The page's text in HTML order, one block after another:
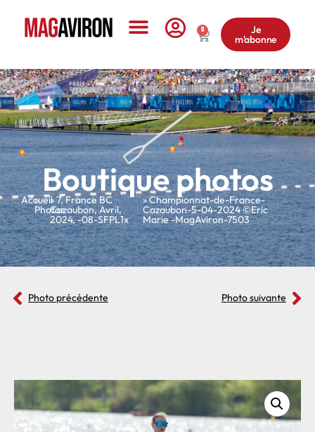
0 Je
m'abonne
Boutique photos
Accueil
»
Photos
»7,France BC
Cazaubon,Avril,
2024,-08-SFPL1x
» Championnat-de-France-
Cazaubon-5-04-2024 ©Eric
Marie -MagAviron-7503
Photo précédente Photo suivante